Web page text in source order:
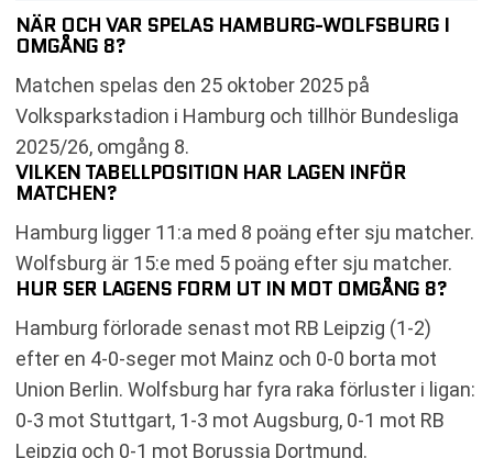
NÄR OCH VAR SPELAS HAMBURG-WOLFSBURG I
OMGÅNG 8?
Matchen spelas den 25 oktober 2025 på
Volksparkstadion i Hamburg och tillhör Bundesliga
2025/26, omgång 8.
VILKEN TABELLPOSITION HAR LAGEN INFÖR
MATCHEN?
Hamburg ligger 11:a med 8 poäng efter sju matcher.
Wolfsburg är 15:e med 5 poäng efter sju matcher.
HUR SER LAGENS FORM UT IN MOT OMGÅNG 8?
Hamburg förlorade senast mot RB Leipzig (1-2)
efter en 4-0-seger mot Mainz och 0-0 borta mot
Union Berlin. Wolfsburg har fyra raka förluster i ligan:
0-3 mot Stuttgart, 1-3 mot Augsburg, 0-1 mot RB
Leipzig och 0-1 mot Borussia Dortmund.